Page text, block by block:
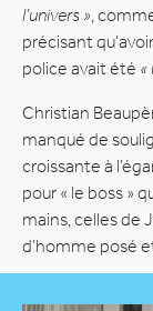
l’univers » ,
précisant
police avait été «
Christian
manqué de
croissante à
pour « le boss »
mains, celles de
d’homme posé